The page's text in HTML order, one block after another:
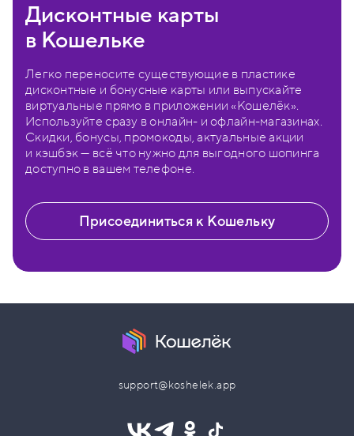
Дисконтные карты
в Кошельке
Легко переносите существующие в пластике
дисконтные и бонусные карты или выпускайте
виртуальные прямо в приложении «Кошелёк».
Используйте сразу в онлайн- и офлайн-магазинах.
Скидки, бонусы, промокоды, актуальные акции
и кэшбэк — всё что нужно для выгодного шопинга
доступно в вашем телефоне.
Присоединиться к Кошельку
support@koshelek.app